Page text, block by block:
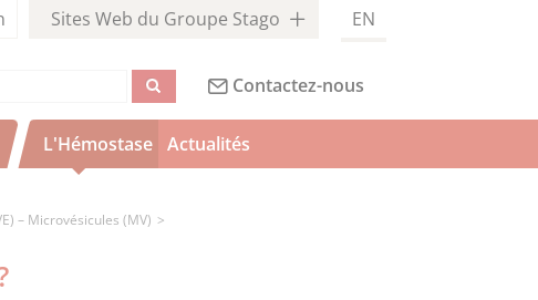
Sites Web du Groupe Stago EN
Contactez-nous
L'Hémostase Actualités
– Microvésicules (MV)